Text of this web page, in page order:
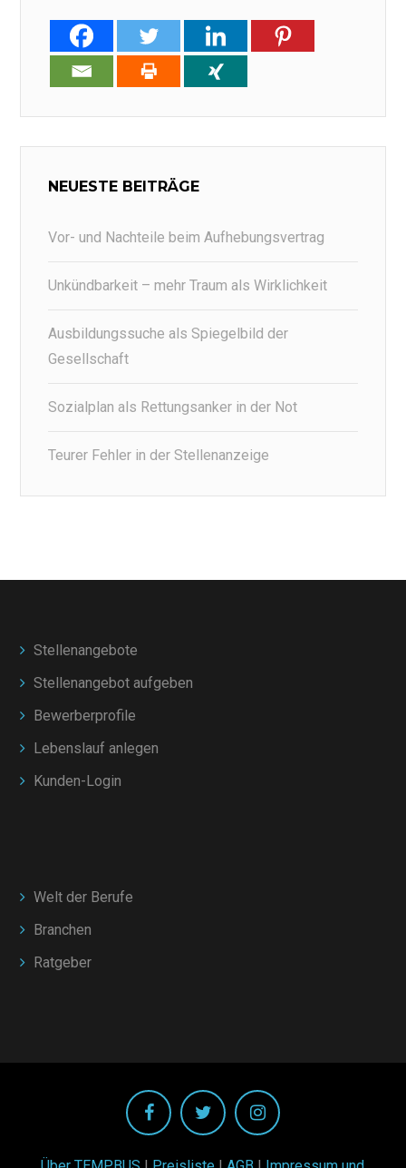
NEUESTE BEITRÄGE
Vor- und Nachteile beim Aufhebungsvertrag
Unkündbarkeit – mehr Traum als Wirklichkeit
Ausbildungssuche als Spiegelbild der
Gesellschaft
Sozialplan als Rettungsanker in der Not
Teurer Fehler in der Stellenanzeige
Stellenangebote
Stellenangebot aufgeben
Bewerberprofile
Lebenslauf anlegen
Kunden-Login
Welt der Berufe
Branchen
Ratgeber